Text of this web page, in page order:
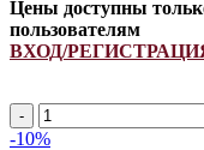
Цены доступны
пользователям
ВХОД/
A
1150Li/
-10%